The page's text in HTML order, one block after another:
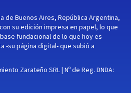
de Buenos Aires, República Argentina,
su edición impresa en papel, lo que
fundacional de lo que hoy es
-su página digital- que subió a
Zarateño SRL | Nº de Reg. DNDA: